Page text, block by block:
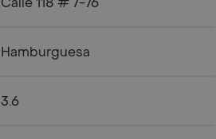
Hamburguesa
3.6